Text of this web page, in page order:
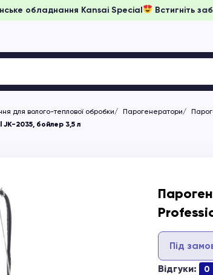
ціни на японське обладнання Kansai Special
для волого-теплової обробки Парогенератори
2035, бойлер 3,5 л
Під
Відгуки:
0